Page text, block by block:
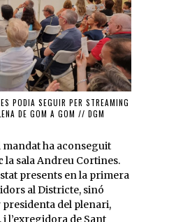
PODIA SEGUIR PER STREAMING
DE GOM A GOM // DGM
ha aconseguit
la sala Andreu Cortines.
presents en la primera
al Districte, sinó
del plenari,
, i l’exregidora de Sant